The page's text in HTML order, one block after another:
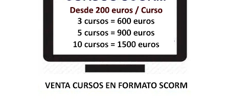
Curso Gratis Presentación y empaquetados
de regalos (30 horas)
Curso Gratis Comercio Electrónico (30 ho
(20 horas)
Curso Gratis de Implantación de Espacios
Comerciales (90 horas)
Curso Gratis Implantación de Productos y